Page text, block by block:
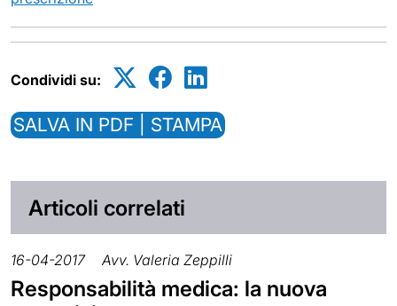
Condividi su:
SALVA IN PDF | STAMPA
Articoli correlati
16-04-2017 Avv. Valeria Zeppilli
Responsabilità medica: la nuova